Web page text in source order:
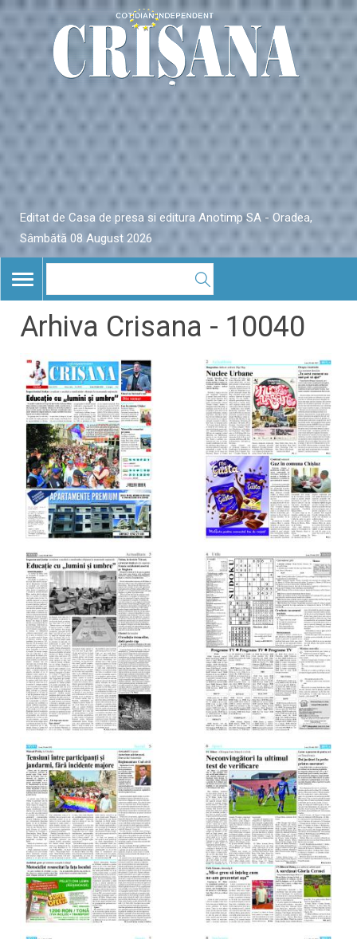
Editat de Casa de presa si editura Anotimp SA - Oradea,
Sâmbătă 08 August 2026
TOGGLE
NAVIGATION
Arhiva Crisana - 10040